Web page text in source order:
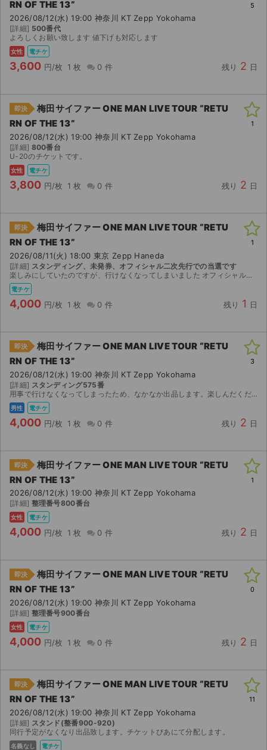
RN OF THE 13”
2026/08/12(水) 19:00 神奈川 KT Zepp Yokohama
[詳細] 500番代
よろしくお願い致します 値下げも対応します
女性 電チケ
3,600 円/枚 1 枚 0 件 残り 2 日
5
即決
梅田サイファー ONE MAN LIVE TOUR “RETU
RN OF THE 13”
2026/08/12(水) 19:00 神奈川 KT Zepp Yokohama
[詳細] 800番台
U-20のチケットです。
女性 電チケ
3,800 円/枚 1 枚 0 件 残り 2 日
1
即決
梅田サイファー ONE MAN LIVE TOUR “RETU
RN OF THE 13”
2026/08/11(火) 18:00 東京 Zepp Haneda
[詳細] スタンディング、未発券、オフィシャル二次先行での当選です
楽しみにしていたのですが、行けなくなってしまいました オフィシャル二次先行で当選したチケットになります
電チケ
4,000 円/枚 1 枚 0 件 残り 1 日
1
即決
梅田サイファー ONE MAN LIVE TOUR “RETU
RN OF THE 13”
2026/08/12(水) 19:00 神奈川 KT Zepp Yokohama
[詳細] スタンディング575番
用事で行けなくなってしまったため、なかなか出品します。楽しんだください
男性 電チケ
4,000 円/枚 1 枚 0 件 残り 2 日
3
即決
梅田サイファー ONE MAN LIVE TOUR “RETU
RN OF THE 13”
2026/08/12(水) 19:00 神奈川 KT Zepp Yokohama
[詳細] 整理番号800番台
女性 電チケ
4,000 円/枚 1 枚 0 件 残り 2 日
1
即決
梅田サイファー ONE MAN LIVE TOUR “RETU
RN OF THE 13”
2026/08/12(水) 19:00 神奈川 KT Zepp Yokohama
[詳細] 整理番号900番台
女性 電チケ
4,000 円/枚 1 枚 0 件 残り 2 日
0
即決
梅田サイファー ONE MAN LIVE TOUR “RETU
RN OF THE 13”
2026/08/12(水) 19:00 神奈川 KT Zepp Yokohama
[詳細] スタンド(整番900-920)
同行予定がなくなり出品致します。チケットぴあにて分配します。
名義なし 電チケ
11